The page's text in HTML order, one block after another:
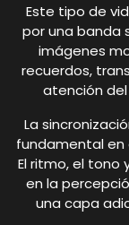
Este tipo de
por una banda
imágenes
recuerdos,
atención
La
fundamental en
El ritmo, el tono
en la
una capa